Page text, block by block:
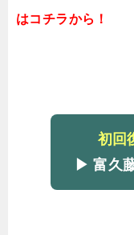
はコチラから！
初回
▶ 富久